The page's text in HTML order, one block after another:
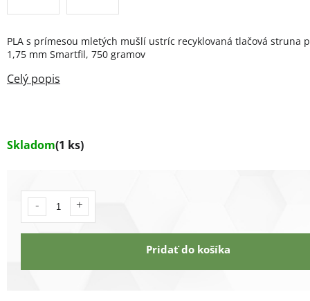
Skladom(1 ks)
Pridať do košíka
PLA s prímesou mletých mušlí ustríc recyklovaná tlačová struna
1,75 mm Smartfil, 750 gramov